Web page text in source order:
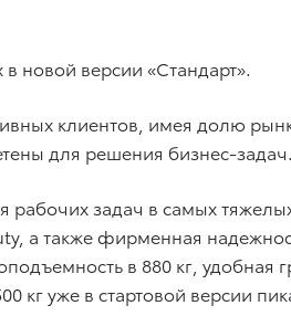
новой версии «Стандарт».
клиентов, имея долю
для решения бизнес-задач.
задач в самых
а также фирменная
в 880 кг,
кг уже в стартовой версии